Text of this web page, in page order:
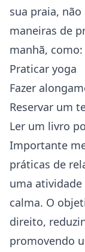
sua praia,
maneiras de
manhã, como:
Praticar yoga
Fazer
Reservar um
Ler um livro
Importante
práticas de
uma
calma. O
direito,
promovendo